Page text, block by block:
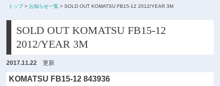
トップ> お知らせ一覧 > SOLD OUT KOMATSU FB15-12 2012/YEAR 3M
SOLD OUT KOMATSU FB15-12
2012/YEAR 3M
2017.11.22 更新
KOMATSU FB15-12 843936